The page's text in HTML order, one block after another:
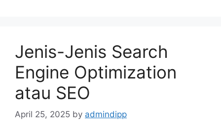
Jenis-Jenis Search
Engine Optimization
atau SEO
April 25, 2025 by admindipp